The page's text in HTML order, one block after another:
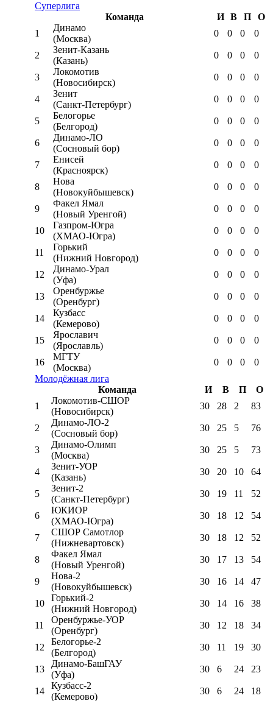
Суперлига
Команда
И В П
О
1
Динамо
(Москва)
0 0 0 0
2
Зенит-Казань
(Казань)
0 0 0 0
3
Локомотив
(Новосибирск)
0 0 0 0
4
Зенит
(Санкт-Петербург)
0 0 0 0
5
Белогорье
(Белгород)
0 0 0 0
6
Динамо-ЛО
(Сосновый бор)
0 0 0 0
7
Енисей
(Красноярск)
0 0 0 0
8
Нова
(Новокуйбышевск)
0 0 0 0
9
Факел Ямал
(Новый Уренгой)
0 0 0 0
10
Газпром-Югра
(ХМАО-Югра)
0 0 0 0
11
Горький
(Нижний Новгород)
0 0 0 0
12
Динамо-Урал
(Уфа)
0 0 0 0
13
Оренбуржье
(Оренбург)
0 0 0 0
14
Кузбасс
(Кемерово)
0 0 0 0
15
Ярославич
(Ярославль)
0 0 0 0
16
МГТУ
(Москва)
0 0 0
0
Молодёжная лига
Команда
И В П
О
1
Локомотив-CШОР
(Новосибирск)
30 28 2 83
2
Динамо-ЛО-2
(Сосновый бор)
30 25 5 76
3
Динамо-Олимп
(Москва)
30 25 5 73
4
Зенит-УОР
(Казань)
30 20 10 64
5
Зенит-2
(Санкт-Петербург)
30 19 11 52
6
ЮКИОР
(ХМАО-Югра)
30 18 12 54
7
СШОР Самотлор
(Нижневартовск)
30 18 12 52
8
Факел Ямал
(Новый Уренгой)
30 17 13 54
9
Нова-2
(Новокуйбышевск)
30 16 14 47
10
Горький-2
(Нижний Новгород)
30 14 16 38
11
Оренбуржье-УОР
(Оренбург)
30 12 18 34
12
Белогорье-2
(Белгород)
30 11 19 30
13
Динамо-БашГАУ
(Уфа)
30 6 24 23
14
Кузбасс-2
(Кемерово)
30 6 24 18